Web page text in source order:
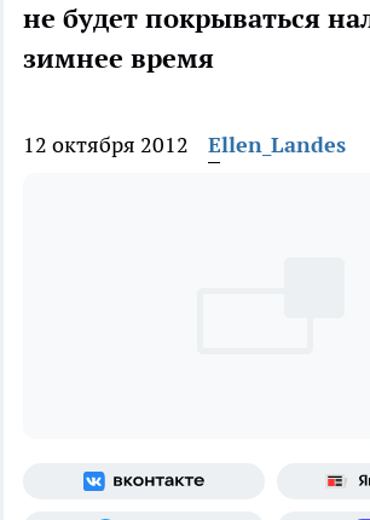
не будет покрываться
зимнее время
12 октября 2012 Ellen_Landes